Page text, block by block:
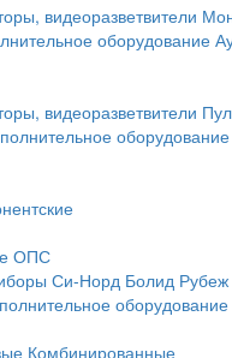
видеоразветвители
оборудование
видеоразветвители
оборудование
ОПС
Си-Норд Болид
оборудование
Комбинированные